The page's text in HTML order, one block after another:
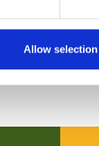
Allow selection
voor
OVER